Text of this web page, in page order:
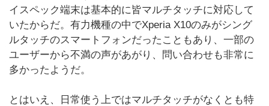
イスペック端末は基本的に皆マルチタッチに対応して
いたからだ。有力機種の中でXperia X10のみがシング
ルタッチのスマートフォンだったこともあり、一部の
ユーザーから不満の声があがり、問い合わせも非常に
多かったようだ。
とはいえ、日常使う上ではマルチタッチがなくとも特